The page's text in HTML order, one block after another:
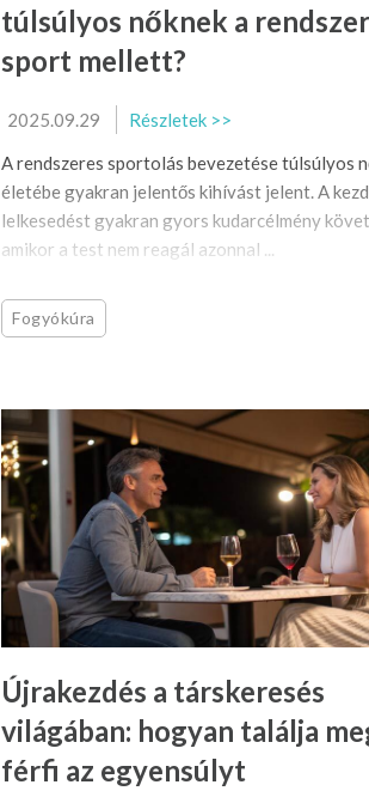
túlsúlyos nőknek a
sport mellett?
2025.09.29
Részletek >>
A rendszeres sportolás bevezetése túlsúlyos
életébe gyakran jelentős kihívást jelent. A
lelkesedést gyakran gyors kudarcélmény
amikor a test nem reagál azonnal ...
Fogyókúra
Újrakezdés a társkeresés
világában: hogyan találja
férfi az egyensúlyt